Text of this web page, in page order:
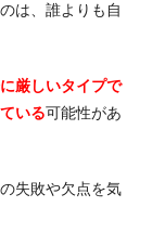
は、誰よりも自
厳しいタイプで
いる可能性があ
失敗や欠点を気